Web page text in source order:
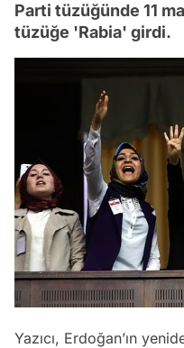
Parti tüzüğünde 11
tüzüğe 'Rabia' girdi.
Yazıcı, Erdoğan’ın